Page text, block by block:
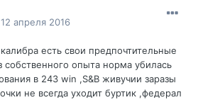
12 апреля 2016
есть свои предпочтительные
собственного опыта норма убилась
в 243 win ,S&B живучии заразы
не всегда уходит буртик ,федерал